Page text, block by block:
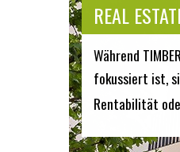
REAL
Während
Rentabilität
fokussiert ist,